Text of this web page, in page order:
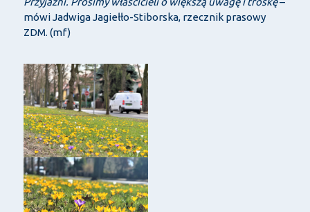
mówi Jadwiga Jagiełło-Stiborska, rzecznik prasowy
ZDM. (mf)